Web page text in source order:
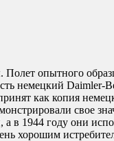
опытного
немецкий Daimler-
как копия
свое
1944 году они
хорошим